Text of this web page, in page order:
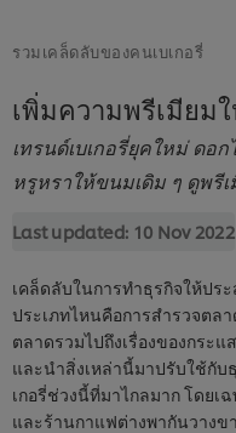
รวมเคล็ดลับของคนเบเกอรี่
เพิ่มความพรีเมียม
เทรนด์เบเกอรี่ยุคใหม่ ดอ
หรูหราให้ขนมเดิม ๆ ดูพรี
Last updated: 10 Nov 2022
เคล็ดลับในการทำธุรกิจให้ปร
ประเภทไหนคือการสำรวจตล
ตลาดรวมไปถึงเรื่องของกระ
และนำสิ่งเหล่านี้มาปรับใช้กับ
เกอรี่ช่วงนี้ที่มาไกลมาก โดยเ
และร้านกาแฟต่างพากันวางข